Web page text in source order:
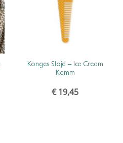
Konges Slojd – Ice Cream
Kamm
€19,45